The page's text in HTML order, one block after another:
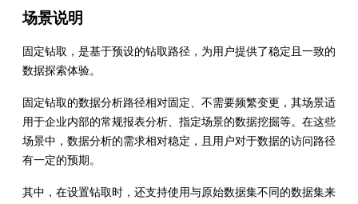
场景说明
固定钻取，是基于预设的钻取路径，为用户提供了稳定且一致的
数据探索体验。
固定钻取的数据分析路径相对固定、不需要频繁变更，其场景适
用于企业内部的常规报表分析、指定场景的数据挖掘等。在这些
场景中，数据分析的需求相对稳定，且用户对于数据的访问路径
有一定的预期。
其中，在设置钻取时，还支持使用与原始数据集不同的数据集来